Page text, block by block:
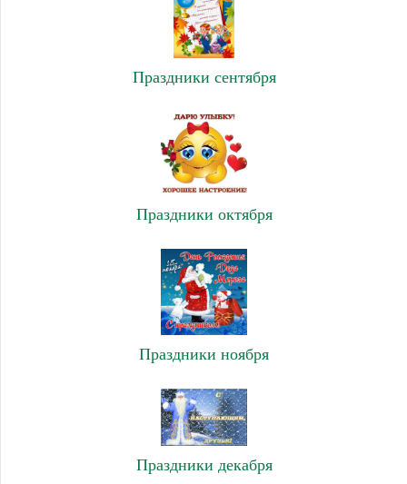
Праздники сентября
Праздники октября
Праздники ноября
Праздники декабря